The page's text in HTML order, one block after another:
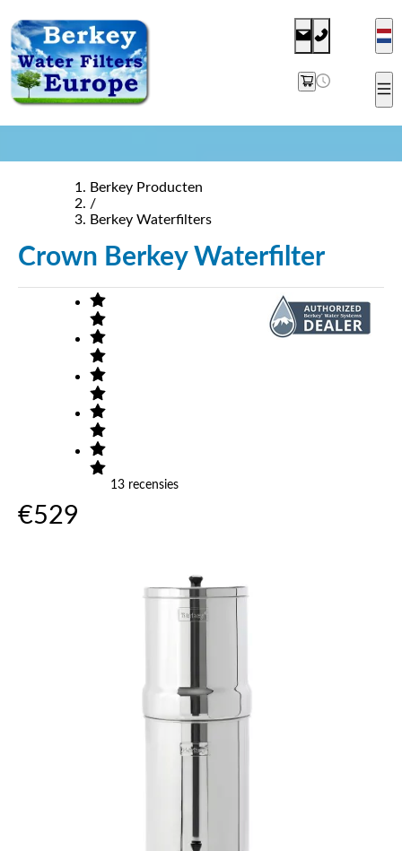
Berkey Producten
/
Berkey Waterfilters
Crown Berkey Waterfilter
13 recensies
€529